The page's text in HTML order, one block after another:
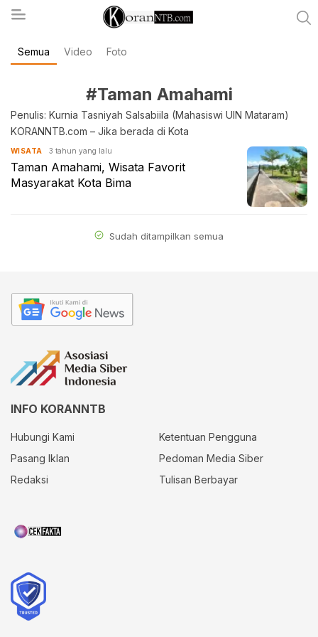
koranntb.com
Semua Video Foto
#Taman Amahami
Penulis: Kurnia Tasniyah Salsabiila (Mahasiswi UIN Mataram)
KORANNTB.com – Jika berada di Kota
WISATA 3 tahun yang lalu
Taman Amahami, Wisata Favorit
Masyarakat Kota Bima
Sudah ditampilkan semua
INFO KORANNTB
Hubungi Kami
Ketentuan Pengguna
Pasang Iklan
Pedoman Media Siber
Redaksi
Tulisan Berbayar